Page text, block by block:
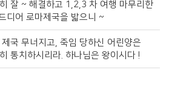
잘 ~ 해결하고 1,2,3 차 여행 마무리한
디어 로마제국을 밟으니 ~​
제국 무너지고, 죽임 당하신 어린양은
통치하시리라. 하나님은 왕이시다 !